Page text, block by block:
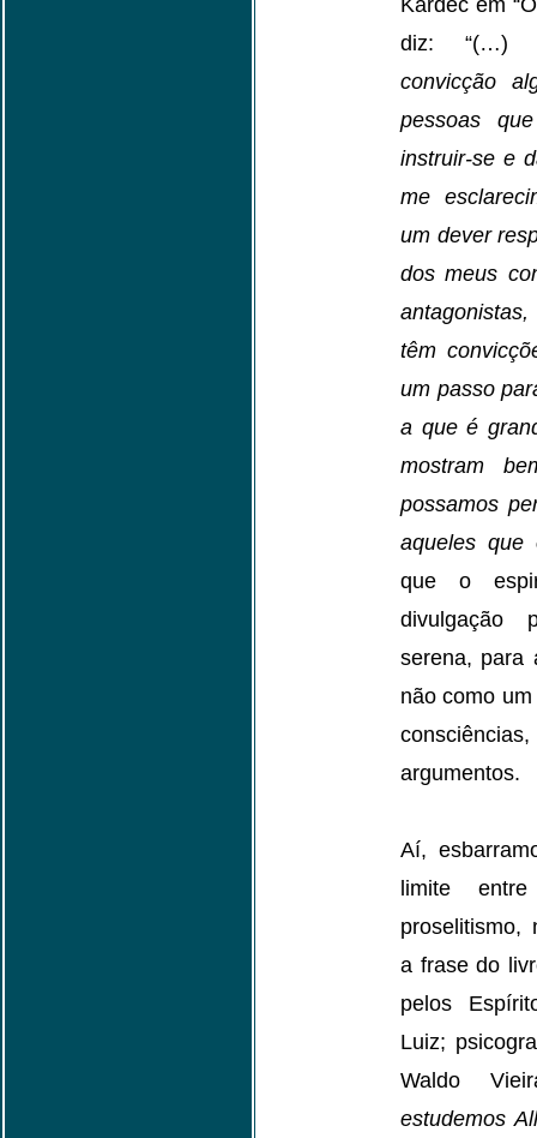
Kardec em
diz: “(…)
convicção
pessoas
instruir-se e
me
um dever
dos meus
têm
um passo
a que é
mostram
possamos
aqueles
que o
divulgação
serena, para
não como
argumentos.
Aí,
limite
proselitismo,
a frase do
pelos
Luiz;
Waldo
estudemos